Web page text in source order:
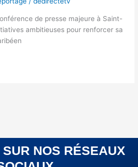
de presse majeure à Saint-
ambitieuses pour renforcer sa
NOS RÉSEAUX